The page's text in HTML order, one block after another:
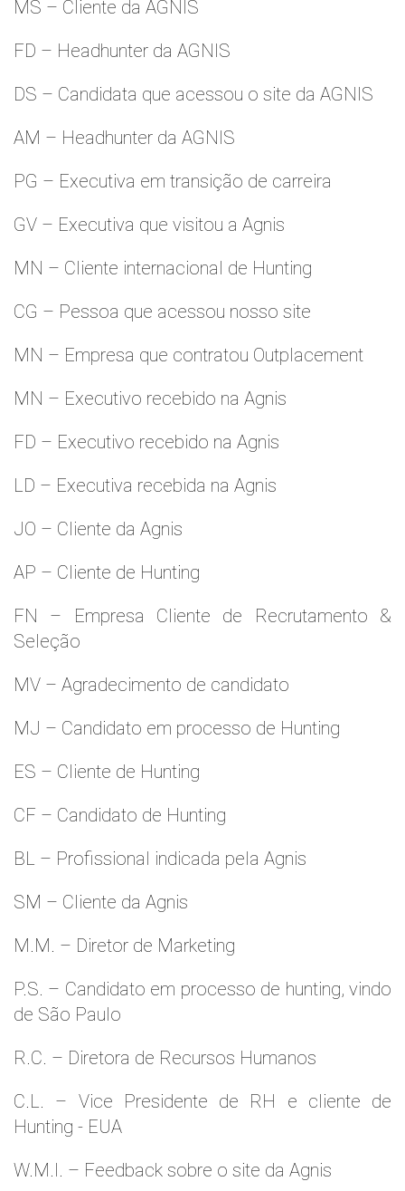
MS – Cliente da AGNIS
FD – Headhunter da AGNIS
DS – Candidata que acessou o site da AGNIS
AM – Headhunter da AGNIS
PG – Executiva em transição de carreira
GV – Executiva que visitou a Agnis
MN – Cliente internacional de Hunting
CG – Pessoa que acessou nosso site
MN – Empresa que contratou Outplacement
MN – Executivo recebido na Agnis
FD – Executivo recebido na Agnis
LD – Executiva recebida na Agnis
JO – Cliente da Agnis
AP – Cliente de Hunting
FN – Empresa Cliente de Recrutamento &
Seleção
MV – Agradecimento de candidato
MJ – Candidato em processo de Hunting
ES – Cliente de Hunting
CF – Candidato de Hunting
BL – Profissional indicada pela Agnis
SM – Cliente da Agnis
M.M. – Diretor de Marketing
P.S. – Candidato em processo de hunting, vindo
de São Paulo
R.C. – Diretora de Recursos Humanos
C.L. – Vice Presidente de RH e cliente de
Hunting - EUA
W.M.l. – Feedback sobre o site da Agnis